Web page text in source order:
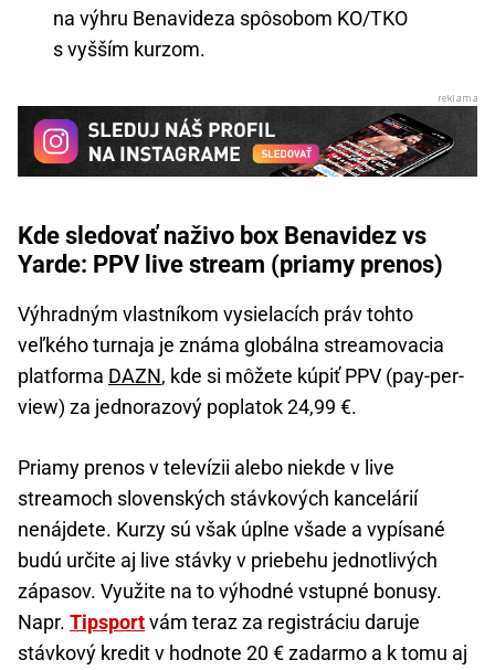
na výhru Benavideza spôsobom KO/TKO
s vyšším kurzom.
Kde sledovať naživo box Benavidez vs
Yarde: PPV live stream (priamy prenos)
Výhradným vlastníkom vysielacích práv tohto
veľkého turnaja je známa globálna streamovacia
platforma DAZN, kde si môžete kúpiť PPV (pay-per-
view) za jednorazový poplatok 24,99 €.
Priamy prenos v televízii alebo niekde v live
streamoch slovenských stávkových kancelárií
nenájdete. Kurzy sú však úplne všade a vypísané
budú určite aj live stávky v priebehu jednotlivých
zápasov. Využite na to výhodné vstupné bonusy.
Napr. Tipsportvám teraz za registráciu daruje
stávkový kredit v hodnote 20 € zadarmo a k tomu aj